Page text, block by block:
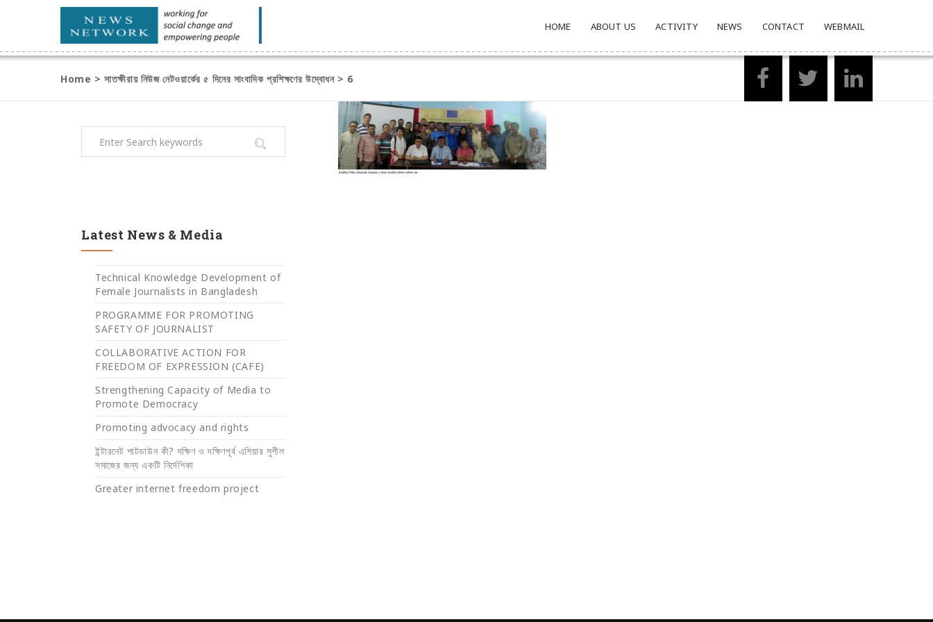
HOME ABOUT US ACTIVITY NEWS CONTACT WEBMAIL
Home >সাতক্ষীরায় নিউজ নেটওয়ার্কের ৫ দিনের সাংবাদিক প্রশিক্ষণের উদ্বোধন> 6
Latest News & Media
Technical Knowledge Development of
Female Journalists in Bangladesh
PROGRAMME FOR PROMOTING
SAFETY OF JOURNALIST
COLLABORATIVE ACTION FOR
FREEDOM OF EXPRESSION (CAFE)
Strengthening Capacity of Media to
Promote Democracy
Promoting advocacy and rights
ইন্টারনেট শাটডাউন কী? দক্ষিণ ও দক্ষিণপূর্ব এশিয়ার সুশীল
সমাজের জন্য একটি নির্দেশিকা
Greater internet freedom project